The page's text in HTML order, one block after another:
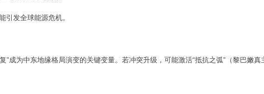
引发全球能源危机。
”成为中东地缘格局演变的关键变量。若冲突升级，可能激活“抵抗之弧”（黎巴嫩